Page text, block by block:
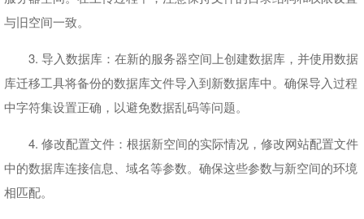
与旧空间一致。
3. 导入数据库：在新的服务器空间上创建数据库，并使用数据
库迁移工具将备份的数据库文件导入到新数据库中。确保导入过程
中字符集设置正确，以避免数据乱码等问题。
4. 修改配置文件：根据新空间的实际情况，修改网站配置文件
中的数据库连接信息、域名等参数。确保这些参数与新空间的环境
相匹配。